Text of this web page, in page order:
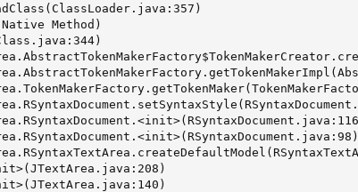
Method)